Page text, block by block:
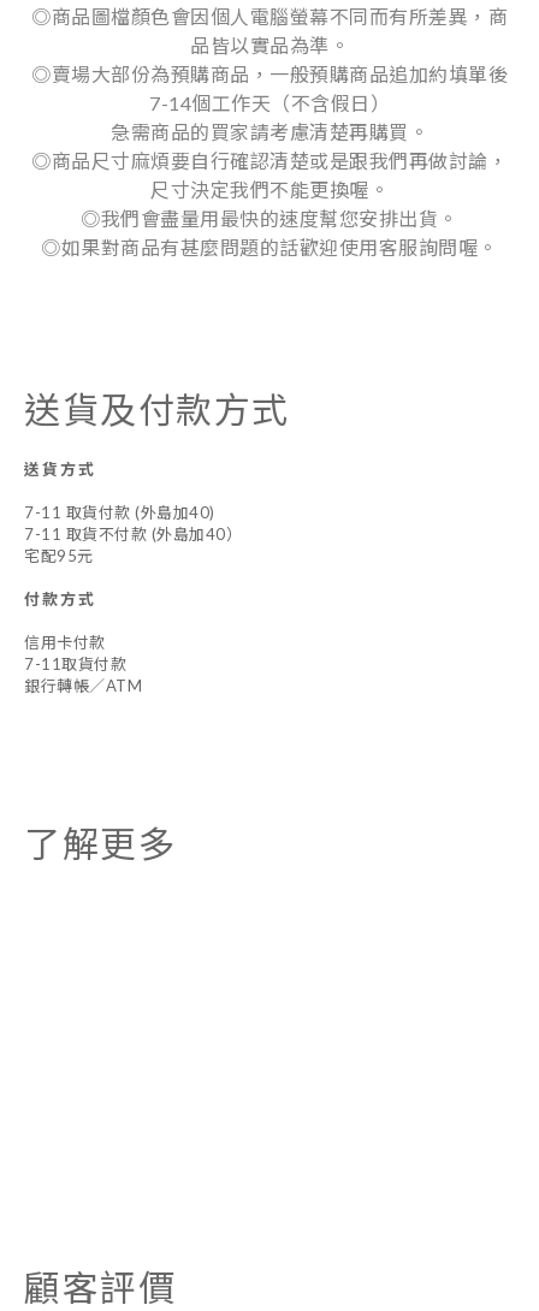
◎商品圖檔顏色會因個人電腦螢幕不同而有所差異，商
品皆以實品為準。
◎賣場大部份為預購商品，一般預購商品追加約填單後
7-14個工作天（不含假日）
急需商品的買家請考慮清楚再購買。
◎商品尺寸麻煩要自行確認清楚或是跟我們再做討論，
尺寸決定我們不能更換喔。
◎我們會盡量用最快的速度幫您安排出貨。
◎如果對商品有甚麼問題的話歡迎使用客服詢問喔。
送貨及付款方式
送貨方式
7-11 取貨付款 (外島加40)
7-11 取貨不付款 (外島加40）
宅配95元
付款方式
信用卡付款
7-11取貨付款
銀行轉帳／ATM
了解更多
顧客評價